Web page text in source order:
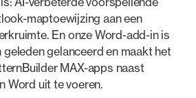
maptoewijzing aan een
En onze Word-add-in is
geleden gelanceerd en maakt het
MAX-apps naast
Word uit te voeren.